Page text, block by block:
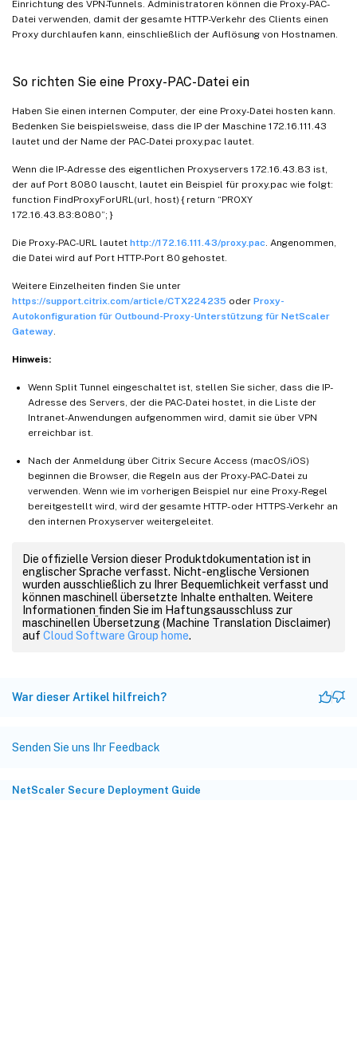
Einrichtung des VPN-Tunnels. Administratoren können die Proxy-PAC-
Datei verwenden, damit der gesamte HTTP-Verkehr des Clients einen
Proxy durchlaufen kann, einschließlich der Auflösung von Hostnamen.
So richten Sie eine Proxy-PAC-Datei ein
Haben Sie einen internen Computer, der eine Proxy-Datei hosten kann.
Bedenken Sie beispielsweise, dass die IP der Maschine 172.16.111.43
lautet und der Name der PAC-Datei proxy.pac lautet.
Wenn die IP-Adresse des eigentlichen Proxyservers 172.16.43.83 ist,
der auf Port 8080 lauscht, lautet ein Beispiel für proxy.pac wie folgt:
function FindProxyForURL(url, host) { return “PROXY
172.16.43.83:8080”; }
Die Proxy-PAC-URL lautet http://172.16.111.43/proxy.pac . Angenommen,
die Datei wird auf Port HTTP-Port 80 gehostet.
Weitere Einzelheiten finden Sie unter
https://support.citrix.com/article/CTX224235 oder Proxy-
Autokonfiguration für Outbound-Proxy-Unterstützung für NetScaler
Gateway
Hinweis:
Wenn Split Tunnel eingeschaltet ist, stellen Sie sicher, dass die IP-
Adresse des Servers, der die PAC-Datei hostet, in die Liste der
Intranet-Anwendungen aufgenommen wird, damit sie über VPN
erreichbar ist.
Nach der Anmeldung über Citrix Secure Access (macOS/iOS)
beginnen die Browser, die Regeln aus der Proxy-PAC-Datei zu
verwenden. Wenn wie im vorherigen Beispiel nur eine Proxy-Regel
bereitgestellt wird, wird der gesamte HTTP- oder HTTPS-Verkehr an
den internen Proxyserver weitergeleitet.
Die offizielle Version dieser Produktdokumentation ist in
englischer Sprache verfasst. Nicht-englische Versionen
wurden ausschließlich zu Ihrer Bequemlichkeit verfasst und
können maschinell übersetzte Inhalte enthalten. Weitere
Informationen finden Sie im Haftungsausschluss zur
maschinellen Übersetzung (Machine Translation Disclaimer)
auf Cloud Software Group home.
War dieser Artikel hilfreich?
Senden Sie uns Ihr Feedback
NetScaler Secure Deployment Guide